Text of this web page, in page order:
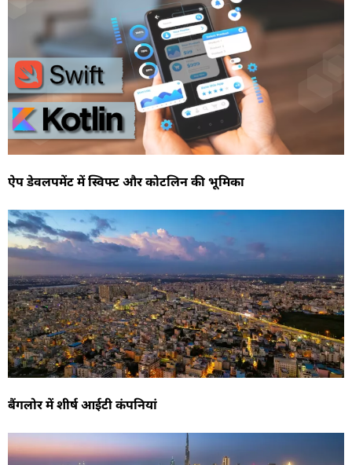
ऐप डेवलपमेंट में स्विफ्ट और कोटलिन की भूमिका
बैंगलोर में शीर्ष आईटी कंपनियां